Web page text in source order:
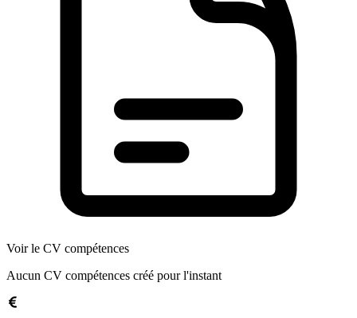
Voir le CV compétences
Aucun CV compétences créé pour l'instant